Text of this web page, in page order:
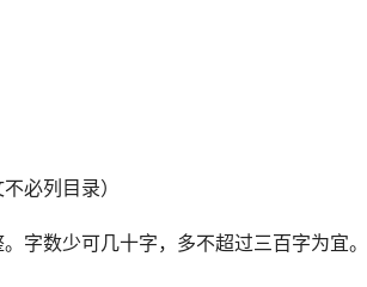
必列目录）
数少可几十字，多不超过三百字为宜。